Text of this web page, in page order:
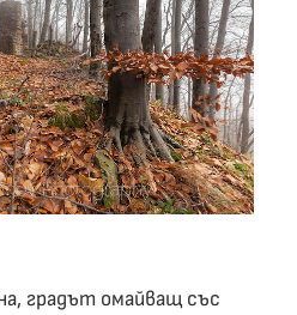
градът омайващ със